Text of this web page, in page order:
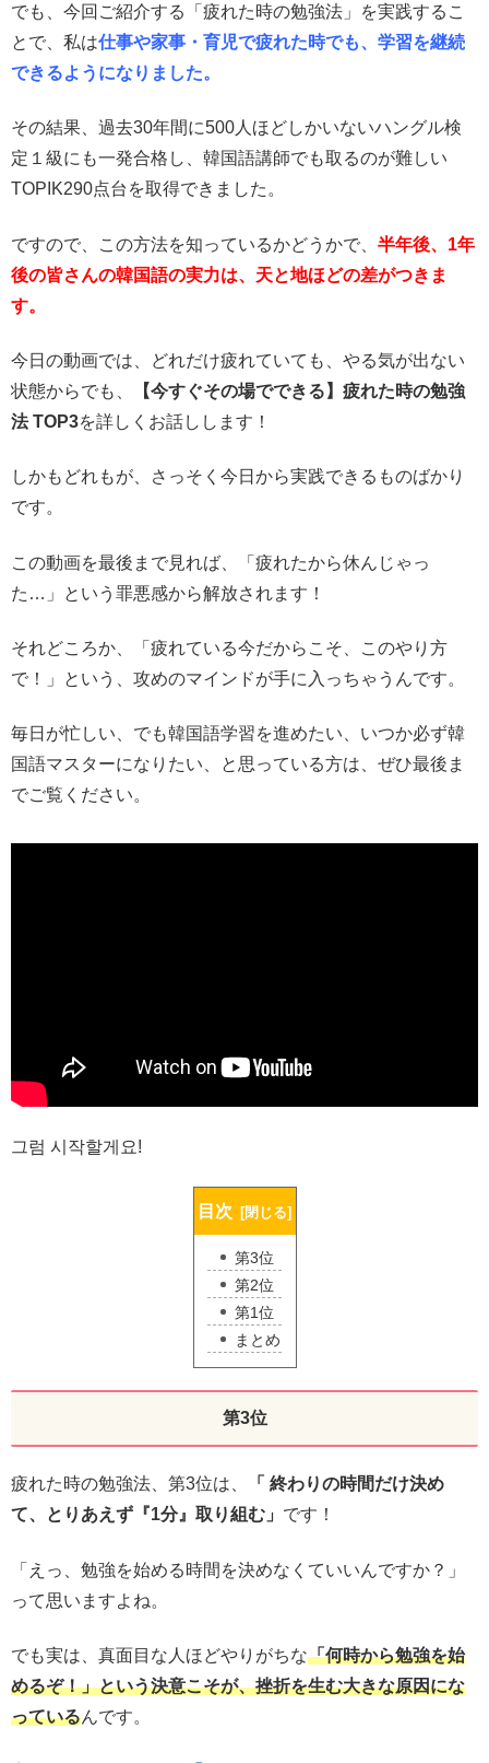
でも、今回ご紹介する「疲れた時の勉強法」を実践するこ
とで、私は仕事や家事・育児で疲れた時でも、学習を継続
できるようになりました。
その結果、過去30年間に500人ほどしかいないハングル検
定１級にも一発合格し、韓国語講師でも取るのが難しい
TOPIK290点台を取得できました。
ですので、この方法を知っているかどうかで、 半年後、1年
後の皆さんの韓国語の実力は、天と地ほどの差がつきま
す。
今日の動画では、どれだけ疲れていても、やる気が出ない
状態からでも、
【今すぐその場でできる】疲れた時の勉強
法 TOP3を詳しくお話しします！
しかもどれもが、さっそく今日から実践できるものばかり
です。
この動画を最後まで見れば、「疲れたから休んじゃっ
た…」という罪悪感から解放されます！
それどころか、「疲れている今だからこそ、このやり方
で！」という、攻めのマインドが手に入っちゃうんです。
毎日が忙しい、でも韓国語学習を進めたい、いつか必ず韓
国語マスターになりたい、と思っている方は、ぜひ最後ま
でご覧ください。
그럼 시작할게요!
目次
第3位
第2位
第1位
まとめ
第3位
疲れた時の勉強法、第3位は、
「 終わりの時間だけ決め
て、とりあえず『1分』取り組む」 です！
「えっ、勉強を始める時間を決めなくていいんですか？」
って思いますよね。
でも実は、真面目な人ほどやりがちな「何時から勉強を始
めるぞ！」という決意こそが、挫折を生む大きな原因にな
っているんです。